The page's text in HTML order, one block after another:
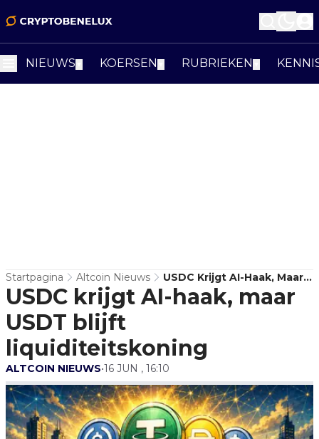
NIEUWS KOERSEN RUBRIEKEN
Startpagina Altcoin Nieuws
USDC Krijgt AI-Haak, Maar
USDT Blijft
Liquiditeitskoning
USDC krijgt AI-haak, maar
USDT blijft
liquiditeitskoning
ALTCOIN NIEUWS•16 JUN , 16:10